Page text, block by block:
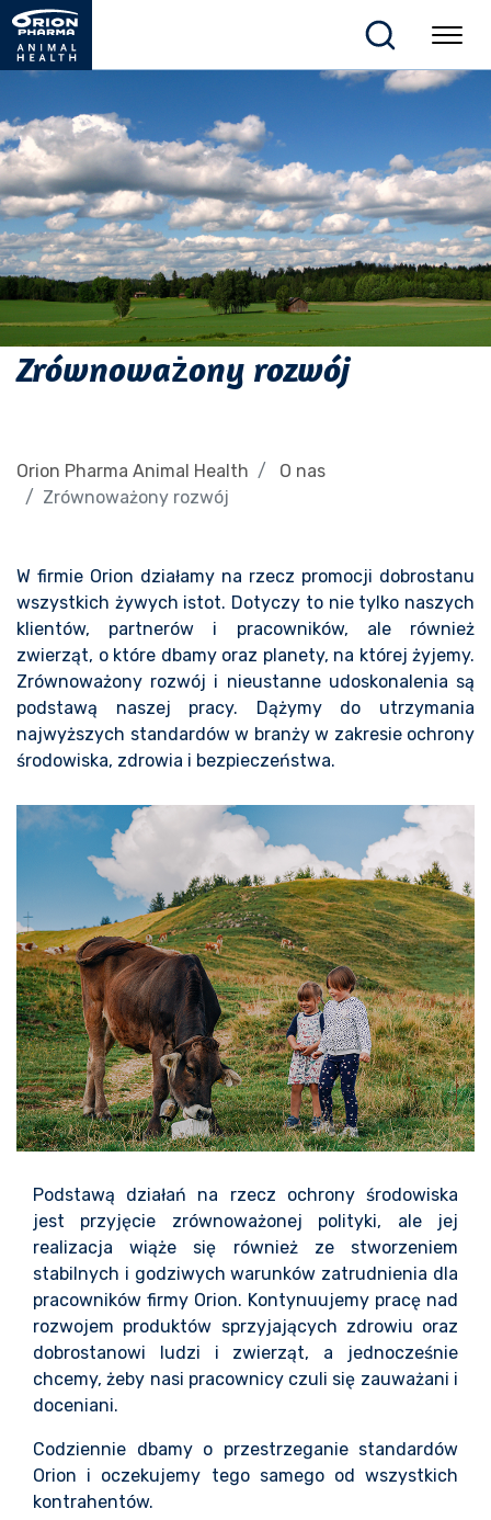
Zrównoważony rozwój
Orion Pharma Animal Health
O nas
Zrównoważony rozwój
W firmie Orion działamy na rzecz promocji dobrostanu
wszystkich żywych istot. Dotyczy to nie tylko naszych
klientów, partnerów i pracowników, ale również
zwierząt, o które dbamy oraz planety, na której żyjemy.
Zrównoważony rozwój i nieustanne udoskonalenia są
podstawą naszej pracy. Dążymy do utrzymania
najwyższych standardów w branży w zakresie ochrony
środowiska, zdrowia i bezpieczeństwa.
Podstawą działań na rzecz ochrony środowiska
jest przyjęcie zrównoważonej polityki, ale jej
realizacja wiąże się również ze stworzeniem
stabilnych i godziwych warunków zatrudnienia dla
pracowników firmy Orion. Kontynuujemy pracę nad
rozwojem produktów sprzyjających zdrowiu oraz
dobrostanowi ludzi i zwierząt, a jednocześnie
chcemy, żeby nasi pracownicy czuli się zauważani i
doceniani.
Codziennie dbamy o przestrzeganie standardów
Orion i oczekujemy tego samego od wszystkich
kontrahentów.